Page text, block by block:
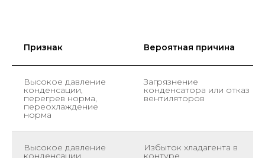
Признак Вероятная причина
Высокое давление
конденсации,
перегрев норма,
переохлаждение
норма
Загрязнение
конденсатора или отказ
вентиляторов
Высокое давление
конденсации,
Избыток хладагента в
контуре